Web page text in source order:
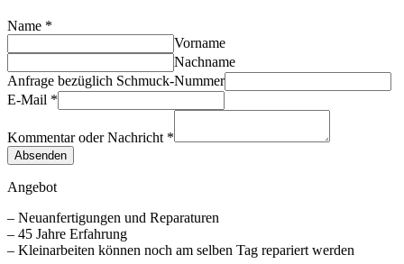
Name *
Vorname
Nachname
Anfrage bezüglich Schmuck-Nummer
E-Mail *
Kommentar oder Nachricht *
Absenden
Angebot
– Neuanfertigungen und Reparaturen
– 45 Jahre Erfahrung
– Kleinarbeiten können noch am selben Tag repariert werden